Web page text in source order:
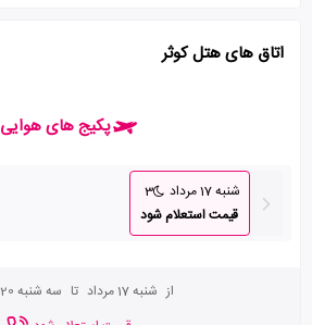
اتاق های هتل کوثر
پکیج های هوایی
شنبه 17 مرداد
3
قیمت استعلام شود
از شنبه 17 مرداد تا سه شنبه 20 مرداد